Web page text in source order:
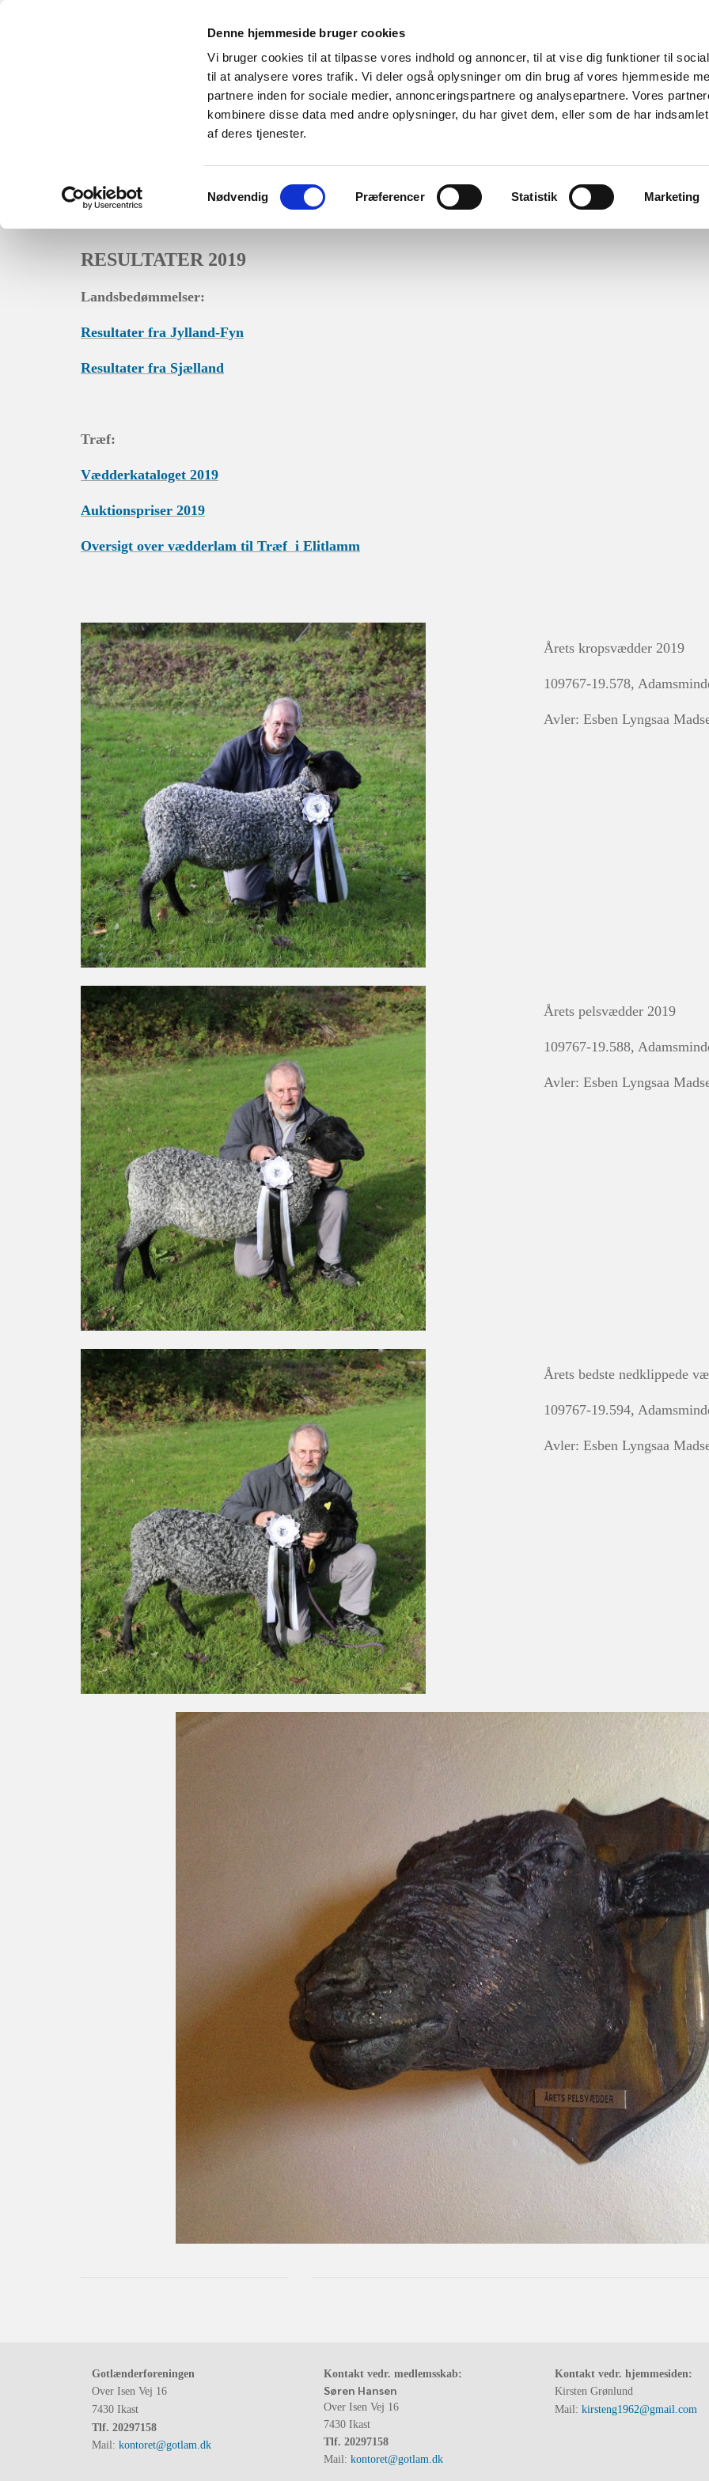
Denne hjemmeside bruger cookies
Vi bruger cookies til at tilpasse vores indhold og annoncer, til at vise dig funktioner til
til at analysere vores trafik. Vi deler også oplysninger om din brug af vores hjemmeside
partnere inden for sociale medier, annonceringspartnere og analysepartnere. Vores
kombinere disse data med andre oplysninger, du har givet dem, eller som de har
af deres tjenester.
Nødvendig Præferencer Statistik Marketing
Organisation Information
RESULTATER 2019
Landsbedømmelser:
Resultater fra Jylland-Fyn
Resultater fra Sjælland
Træf:
Vædderkataloget 2019
Auktionspriser 2019
Oversigt over vædderlam til Træf i Elitlamm
Årets kropsvædder 2019
109767-19.578,
Avler: Esben Lyngsaa
Årets pelsvædder 2019
109767-19.588,
Avler: Esben Lyngsaa
Årets bedste nedklippede
109767-19.594,
Avler: Esben Lyngsaa
Gotlænderforeningen
Over Isen Vej 16
7430 Ikast
Tlf. 20297158
Mail: kontoret@gotlam.dk
Kontakt vedr. medlemsskab:
Søren Hansen
Over Isen Vej 16
7430 Ikast
Tlf. 20297158
Mail: kontoret@gotlam.dk
Kontakt vedr. hjemmesiden:
Kirsten Grønlund
Mail: kirsteng1962@gmail.com